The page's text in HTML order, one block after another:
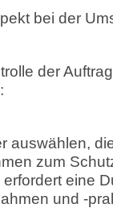
bei der
der
auswählen,
zum
eine
und -